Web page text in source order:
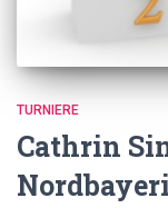
TURNIERE
Cathrin